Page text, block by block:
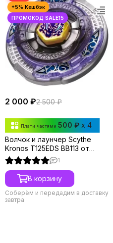
2 000 ₽2 500 ₽
Плати частями 500 ₽ x 4
Волчок и лаунчер Scythe
Kronos T125EDS BB113 от
Takara Tomy
1
В корзину
Соберём и передадим в доставку
завтра